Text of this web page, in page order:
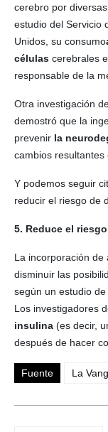
cerebro por
estudio del Servicio
Unidos, su consumo
células cerebrales
responsable de la
Otra investigación
demostró que la
prevenir la
cambios resultantes
Y podemos seguir
reducir el riesgo de
5. Reduce el
La incorporación
disminuir las
según un estudio
Los investigadores
insulina (es decir,
después de hacer
Fuente La